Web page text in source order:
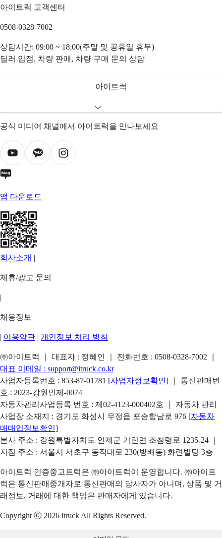
아이트럭 고객센터
0508-0328-7002
상담시간: 09:00 ~ 18:00(주말 및 공휴일 휴무)
딜러 입점, 차량 판매, 차량 구매 문의 상담
아이트럭
공식 미디어 채널에서 아이트럭을 만나보세요
앱 다운로드
회사소개 |
제휴/광고 문의
|
채용정보
| 이용약관 | 개인정보 처리 방침
㈜아이트럭 ｜ 대표자 : 정혜인 ｜ 전화번호 : 0508-0328-7002
대표 이메일 : support@itruck.co.kr
사업자등록번호 : 853-87-01781 [사업자정보확인]
｜ 통신판매번
호 : 2023-강원인제-0074
자동차관리사업등록 번호 : 제02-4123-000402호 ｜ 자동차 관리
사업장 소재지 : 경기도 화성시 우정읍 포승항남로 976 [자동차
매매업정보확인]
본사 주소 : 강원특별자치도 인제군 기린면 조침령로 1235-24 ｜
지점 주소 : 서울시 서초구 동작대로 230(방배동) 화련빌딩 3층
아이트럭 인증중고트럭은 ㈜아이트럭이 운영합니다. ㈜아이트
럭은 통신판매중개자로 통신판매의 당사자가 아니며, 상품 및 거
래정보, 거래에 대한 책임은 판매자에게 있습니다.
Copyright ⓒ 2026 itruck All Rights Reserved.